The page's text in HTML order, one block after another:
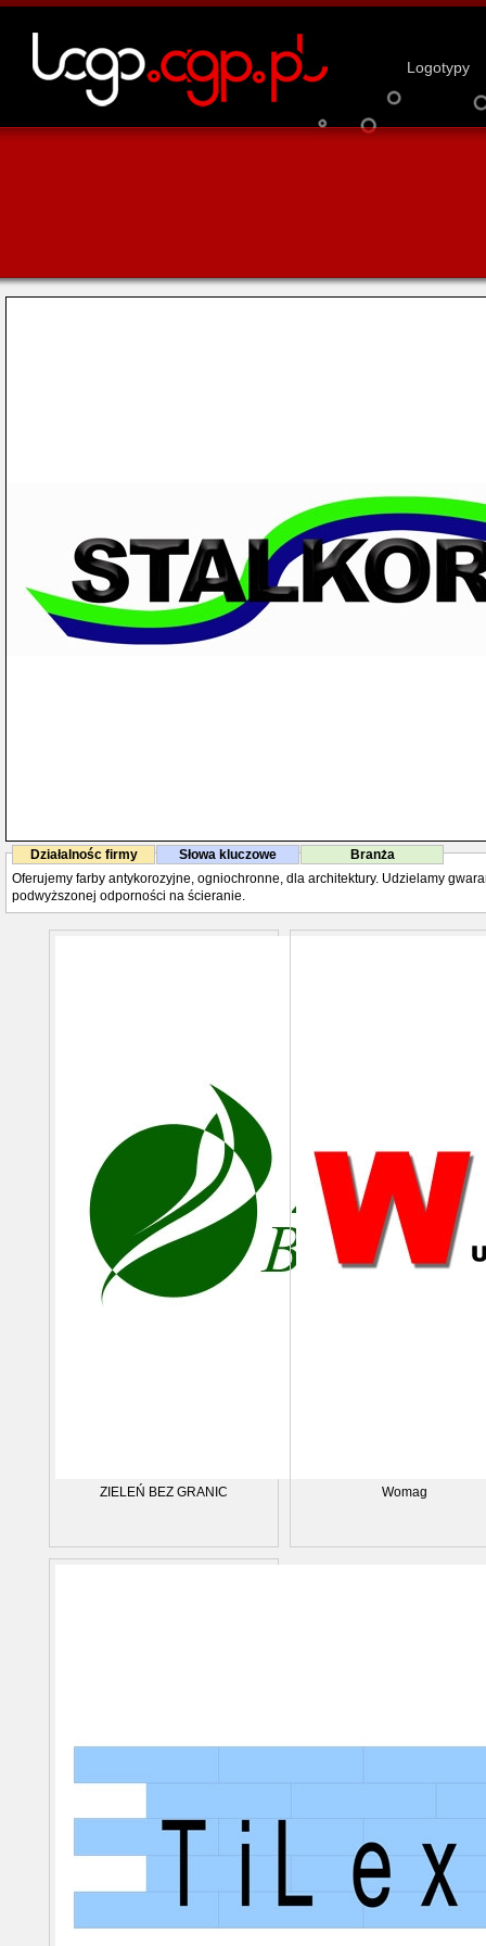
Logotypy
Działalnośc firmy Słowa kluczowe
Branża
Oferujemy farby antykorozyjne, ogniochronne, dla architektury. Udzielamy
podwyższonej odporności na ścieranie.
ZIELEŃ BEZ GRANIC Womag